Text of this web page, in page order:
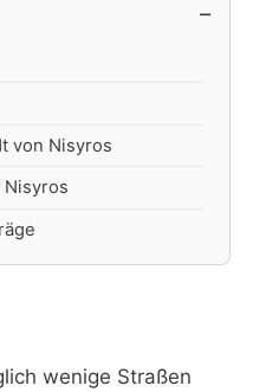
von Nisyros
Nisyros
wenige Straßen